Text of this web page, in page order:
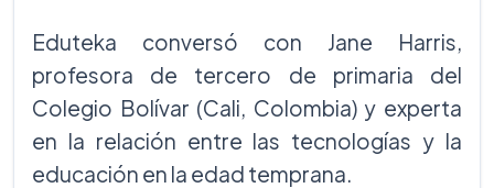
Eduteka conversó con Jane Harris,
profesora de tercero de primaria del
Colegio Bolívar (Cali, Colombia) y experta
en la relación entre las tecnologías y la
educación en la edad temprana.